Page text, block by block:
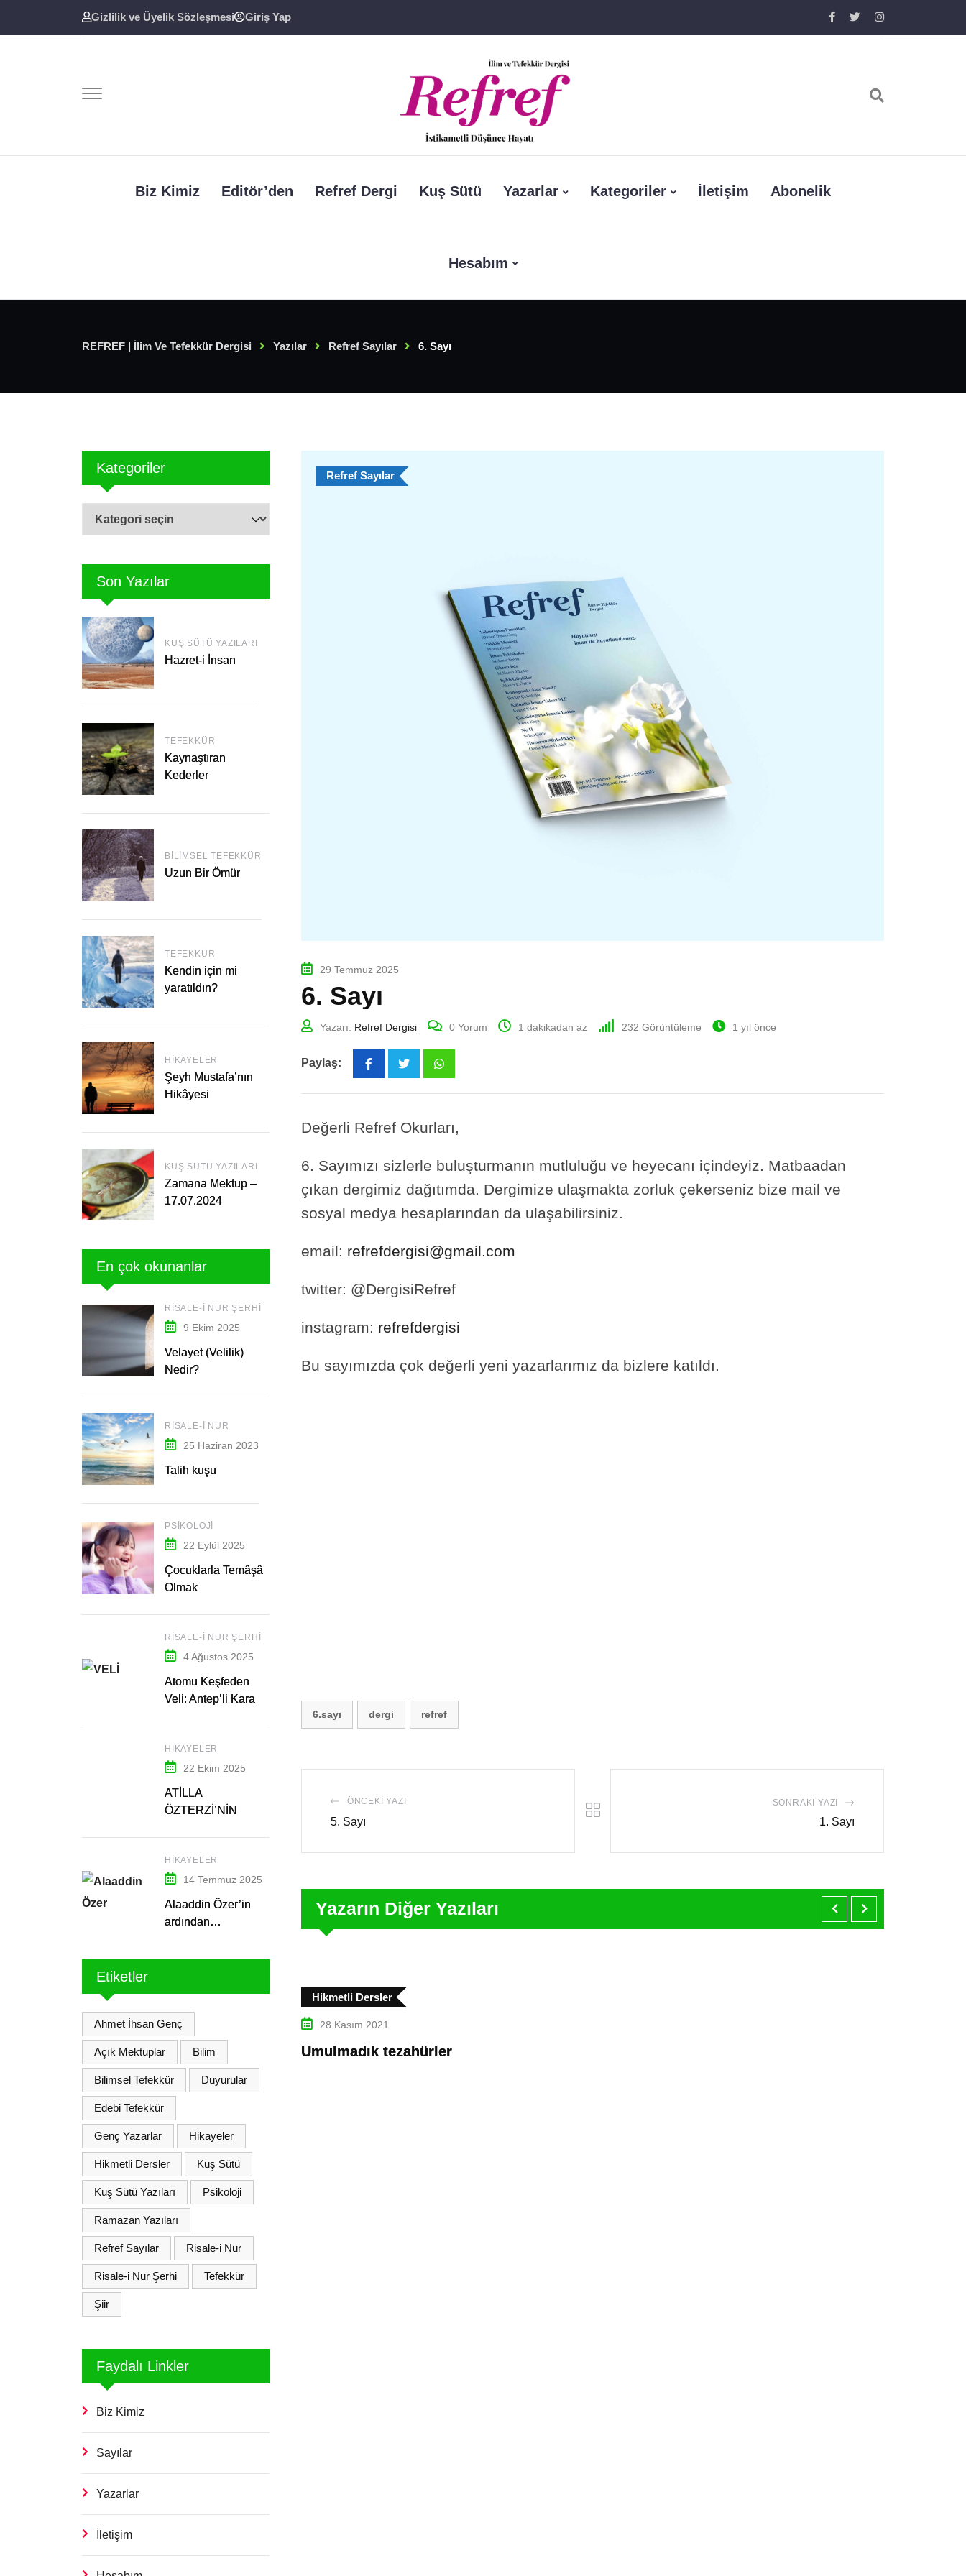
Gizlilik ve Üyelik Sözleşmesi Giriş Yap
Biz Kimiz Editör’den Refref Dergi Kuş Sütü Yazarlar Kategoriler İletişim Abonelik
Hesabım
REFREF | İlim Ve Tefekkür Dergisi Yazılar Refref Sayılar 6. Sayı
Kategoriler
Kategoriler
Son Yazılar
KUŞ SÜTÜ YAZILARI
Hazret-i İnsan
TEFEKKÜR
Kaynaştıran
Kederler
BILIMSEL TEFEKKÜR
Uzun Bir Ömür
TEFEKKÜR
Kendin için mi
yaratıldın?
HIKAYELER
Şeyh Mustafa’nın
Hikâyesi
KUŞ SÜTÜ YAZILARI
Zamana Mektup –
17.07.2024
En çok okunanlar
RISALE-I NUR ŞERHI
9 Ekim 2025
Velayet (Velilik)
Nedir?
RISALE-I NUR
25 Haziran 2023
Talih kuşu
PSIKOLOJI
22 Eylül 2025
Çocuklarla Temâşâ
Olmak
RISALE-I NUR ŞERHI
4 Ağustos 2025
Atomu Keşfeden
Veli: Antep’li Kara
HIKAYELER
22 Ekim 2025
ATİLLA
ÖZTERZİ’NİN
HIKAYELER
14 Temmuz 2025
Alaaddin Özer’in
ardından…
Etiketler
Ahmet İhsan Genç
Açık Mektuplar Bilim
Bilimsel Tefekkür Duyurular
Edebi Tefekkür
Genç Yazarlar Hikayeler
Hikmetli Dersler Kuş Sütü
Kuş Sütü Yazıları Psikoloji
Ramazan Yazıları
Refref Sayılar Risale-i Nur
Risale-i Nur Şerhi Tefekkür
Şiir
Faydalı Linkler
Biz Kimiz
Sayılar
Yazarlar
İletişim
Refref Sayılar
29 Temmuz 2025
6. Sayı
Yazarı: Refref Dergisi 0 Yorum 1 dakikadan az 232 Görüntüleme 1 yıl önce
Paylaş:
Whatsapp
Değerli Refref Okurları,
6. Sayımızı sizlerle buluşturmanın mutluluğu ve heyecanı içindeyiz. Matbaadan
çıkan dergimiz dağıtımda. Dergimize ulaşmakta zorluk çekerseniz bize mail ve
sosyal medya hesaplarından da ulaşabilirsiniz.
email: refrefdergisi@gmail.com
twitter: @DergisiRefref
instagram: refrefdergisi
Bu sayımızda çok değerli yeni yazarlarımız da bizlere katıldı.
6.sayı dergi refref
ÖNCEKI YAZI
5. Sayı
SONRAKI YAZI
1. Sayı
Yazarın Diğer Yazıları
Hikmetli Dersler
28 Kasım 2021
Umulmadık tezahürler